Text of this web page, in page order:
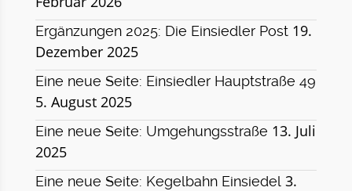
Ergänzungen 2025: Die Einsiedler Post 19.
Dezember 2025
Eine neue Seite: Einsiedler Hauptstraße 49
5. August 2025
Eine neue Seite: Umgehungsstraße 13. Juli
2025
Eine neue Seite: Kegelbahn Einsiedel 3.